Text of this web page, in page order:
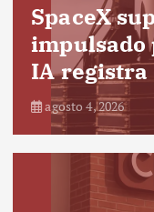
SpaceX
IA
agosto 4, 2026